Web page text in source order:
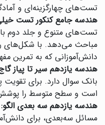
تست‌های چهارگزینه‌ای و
هندسه جامع کنکور تست
تست‌های متنوع و جلد دوم
مباحث می‌دهد. با شکل‌های
دانش‌آموزانی که به تمرین
هندسه یازدهم سیر تا پیاز
بانک سوال دارد. برای تقویت
است و سطح متوسط را
هندسه یازدهم سه بعدی الگو:
مسائل سه‌بعدی، برای